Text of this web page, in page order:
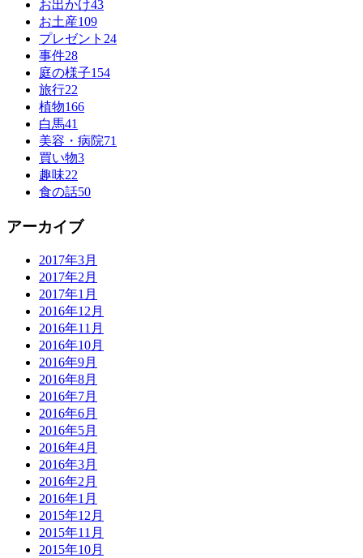
お出かけ43
お土産109
プレゼント 24
事件28
庭の様子154
旅行22
植物166
白馬41
美容・病院71
買い物3
趣味22
食の話50
アーカイブ
2017年3月
2017年2月
2017年1月
2016年12月
2016年11月
2016年10月
2016年9月
2016年8月
2016年7月
2016年6月
2016年5月
2016年4月
2016年3月
2016年2月
2016年1月
2015年12月
2015年11月
2015年10月